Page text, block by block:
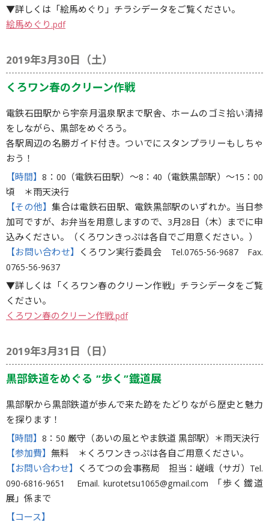
▼詳しくは「絵馬めぐり」チラシデータをご覧ください。
絵馬めぐり.pdf
2019年3月30日（土）
くろワン春のクリーン作戦
電鉄石田駅から宇奈月温泉駅まで駅舎、ホームのゴミ拾い清掃
をしながら、黒部をめぐろう。
各駅周辺の名勝ガイド付き。ついでにスタンプラリーもしちゃ
おう！
【時間】8：00（電鉄石田駅）〜8：40（電鉄黒部駅）〜15：00
頃 ＊雨天決行
【その他】集合は電鉄石田駅、電鉄黒部駅のいずれか。当日参
加可ですが、お弁当を用意しますので、3月28日（木）までに申
込みください。（くろワンきっぷは各自でご用意ください。）
【お問い合わせ】 くろワン実行委員会 Tel.0765-56-9687 Fax.
0765-56-9637
▼詳しくは「くろワン春のクリーン作戦」チラシデータをご覧
ください。
くろワン春のクリーン作戦.pdf
2019年3月31日（日）
黒部鉄道をめぐる ”歩く”鐵道展
黒部駅から黒部鉄道が歩んで来た跡をたどりながら歴史と魅力
を探ります！
【時間】 8：50 厳守（あいの風とやま鉄道 黒部駅）＊雨天決行
【参加費】 無料 ＊くろワンきっぷは各自ご用意ください。
【お問い合わせ】 くろてつの会事務局 担当：嵯峨（サガ）Tel.
090-6816-9651 Email. kurotetsu1065@gmail.com 「歩く鐵道
展」係まで
【コース】